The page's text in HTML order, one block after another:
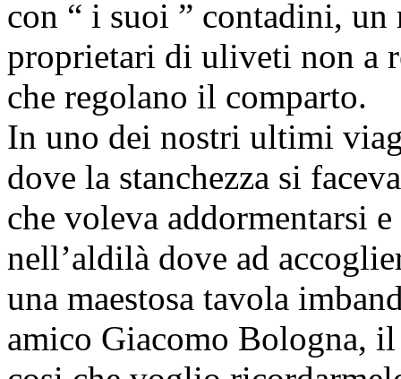
con “ i suoi ” contadini,
proprietari di uliveti non a
che regolano il comparto.
In uno dei nostri ultimi
dove la stanchezza si
che voleva addormentarsi
nell’aldilà dove ad
una maestosa tavola
amico Giacomo Bologna,